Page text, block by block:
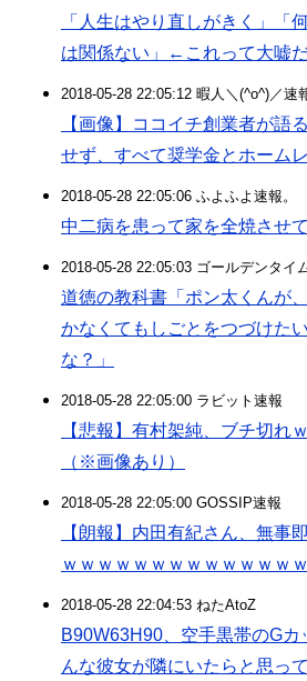
「人生はやり直しがきく」「
は関係ない」←これって大嘘
2018-05-28 22:05:12 暇人＼(^o^)／速
【画像】ココイチ創業者が語
せず、すべて奨学金とホーム
2018-05-28 22:05:06 ふよふよ速報。
中二病を患って家を全焼させ
2018-05-28 22:05:03 ゴールデンタイ
道徳の教科書「ポン太くんが
かなくてもしごとをつづけた
な？」
2018-05-28 22:05:00 ラビット速報
【悲報】有村架純、ブチ切れ
（※画像あり）
2018-05-28 22:05:00 GOSSIP速報
【朗報】内田有紀さん、無事
ｗｗｗｗｗｗｗｗｗｗｗｗｗ
2018-05-28 22:04:53 ねたAtoZ
B90W63H90、空手黒帯のGカ
んな彼女が隣にいたらと思っ